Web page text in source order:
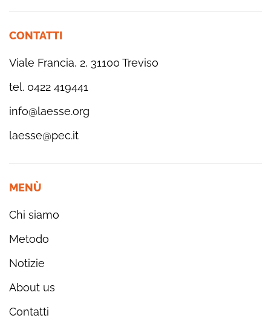
CONTATTI
Viale Francia, 2, 31100 Treviso
tel. 0422 419441
info@laesse.org
laesse@pec.it
MENÙ
Chi siamo
Metodo
Notizie
About us
Contatti